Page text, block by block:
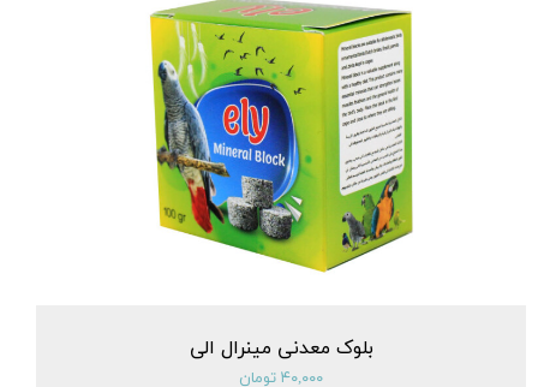
بلوک معدنی مینرال الی
۴۰,۰۰۰ تومان